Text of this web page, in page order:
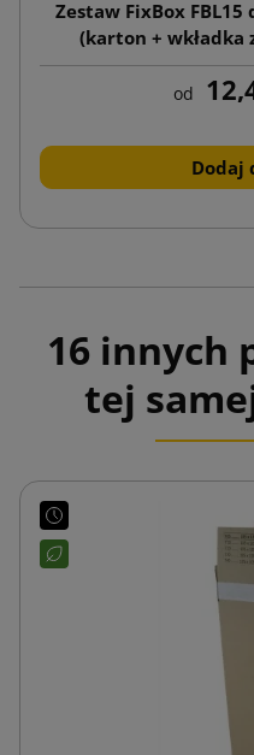
Zestaw FixBox
(karton + wkładka
od
Dodaj
16 innych
tej